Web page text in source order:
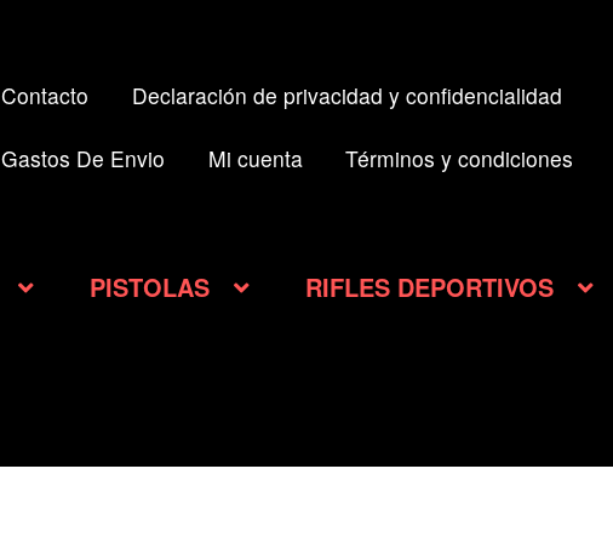
Contacto Declaración de privacidad y confidencialidad
Gastos De Envio Mi cuenta Términos y condiciones
PISTOLAS RIFLES DEPORTIVOS